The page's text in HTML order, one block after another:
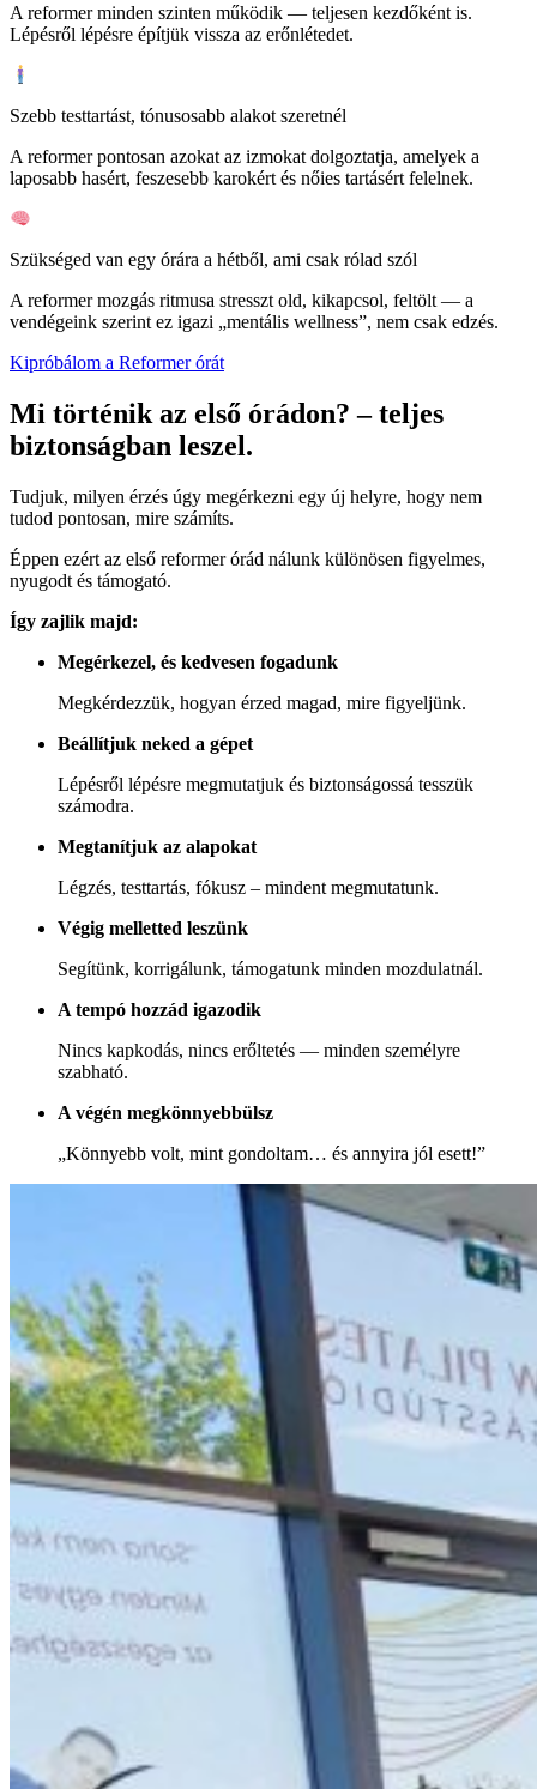
A reformer minden szinten működik — teljesen kezdőként is.
Lépésről lépésre építjük vissza az erőnlétedet.
Szebb testtartást, tónusosabb alakot szeretnél
A reformer pontosan azokat az izmokat dolgoztatja, amelyek a
laposabb hasért, feszesebb karokért és nőies tartásért felelnek.
Szükséged van egy órára a hétből, ami csak rólad szól
A reformer mozgás ritmusa stresszt old, kikapcsol, feltölt — a
vendégeink szerint ez igazi „mentális wellness”, nem csak edzés.
Kipróbálom a Reformer órát
Mi történik az első órádon? –teljes
biztonságban leszel.
Tudjuk, milyen érzés úgy megérkezni egy új helyre, hogy nem
tudod pontosan, mire számíts.
Éppen ezért az első reformer órád nálunk különösen figyelmes,
nyugodt és támogató.
Így zajlik majd:
Megérkezel, és kedvesen fogadunk
Megkérdezzük, hogyan érzed magad, mire figyeljünk.
Beállítjuk neked a gépet
Lépésről lépésre megmutatjuk és biztonságossá tesszük
számodra.
Megtanítjuk az alapokat
Légzés, testtartás, fókusz – mindent megmutatunk.
Végig melletted leszünk
Segítünk, korrigálunk, támogatunk minden mozdulatnál.
A tempó hozzád igazodik
Nincs kapkodás, nincs erőltetés — minden személyre
szabható.
A végén megkönnyebbülsz
„Könnyebb volt, mint gondoltam… és annyira jól esett!”